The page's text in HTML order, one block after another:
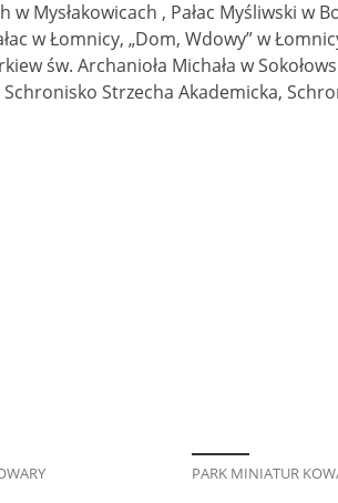
w Mysłakowicach , Pałac Myśliwski w
w Łomnicy, „Dom, Wdowy” w
św. Archanioła Michała w
Schronisko Strzecha Akademicka,
PARK MINIATUR